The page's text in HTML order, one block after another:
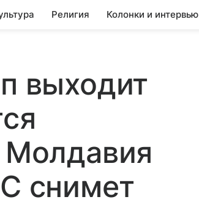
Религия Колонки и интервью
выходит
Молдавия
снимет